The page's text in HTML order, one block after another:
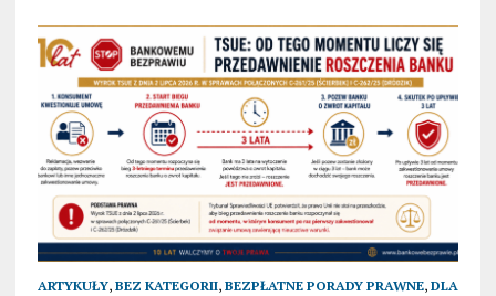
ARTYKUŁY, BEZ KATEGORII, BEZPŁATNE PORADY PRAWNE, DLA